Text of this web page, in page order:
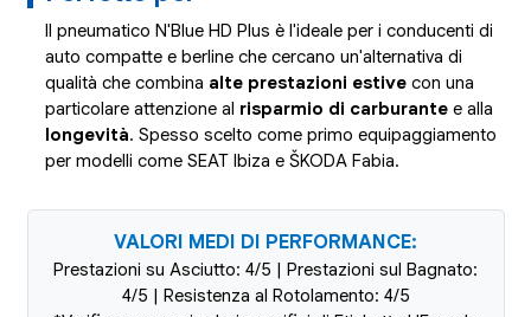
Il pneumatico N'Blue HD Plus è l'ideale per i conducenti di
auto compatte e berline che cercano un'alternativa di
qualità che combina alte prestazioni estivecon una
particolare attenzione al risparmio di carburantee alla
longevità. Spesso scelto come primo equipaggiamento
per modelli come SEAT Ibiza e ŠKODA Fabia.
VALORI MEDI DI PERFORMANCE:
Prestazioni su Asciutto: 4/5 | Prestazioni sul Bagnato:
4/5 | Resistenza al Rotolamento: 4/5